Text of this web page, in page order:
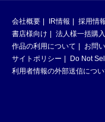
会社概要 IR情報 採用情
書店様向け
法人様一括購入
作品の利用について
お問
サイトポリシー
Do Not
利用者情報の外部送信につ